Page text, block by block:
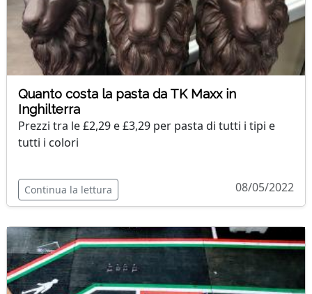
Quanto costa la pasta da TK Maxx in
Inghilterra
Prezzi tra le £2,29 e £3,29 per pasta di tutti i tipi e
tutti i colori
Continua la lettura 08/05/2022